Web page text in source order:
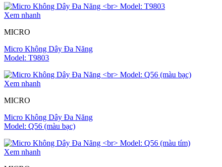
Xem nhanh
MICRO
Micro Không Dây Đa Năng
Model: T9803
Xem nhanh
MICRO
Micro Không Dây Đa Năng
Model: Q56 (màu bạc)
Xem nhanh